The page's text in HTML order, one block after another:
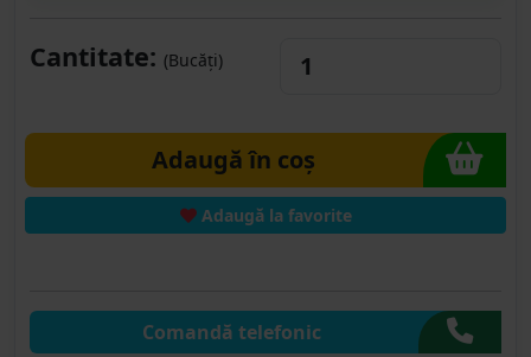
Cantitate: (Bucăți)
Adaugă în coș
Adaugă la favorite
Comandă telefonic